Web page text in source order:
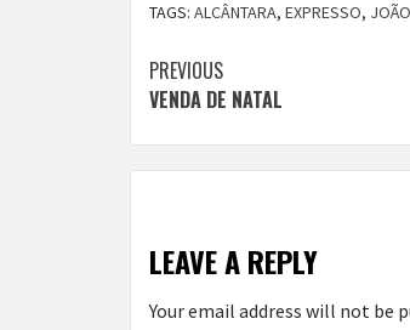
TAGS: ALCÂNTARA, EXPRESSO,
Continue
Reading
PREVIOUS
VENDA DE NATAL
LEAVE A REPLY
Your email address will not be